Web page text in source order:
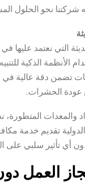
شركتنا نحو الحلول
التي نعتمد عليها
الأنظمة الذكية
تضمن دقة عالية في
عودة الحشرات.
والمعدات
تقديم خدمة
أي تأثير سلبي على
العمل